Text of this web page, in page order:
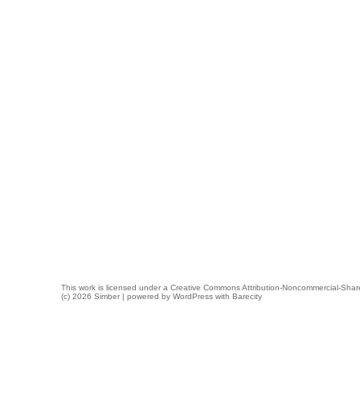
This work is licensed under a Creative Commons Attribution-Noncommercial-
(c) 2026 Simber | powered by WordPress with Barecity